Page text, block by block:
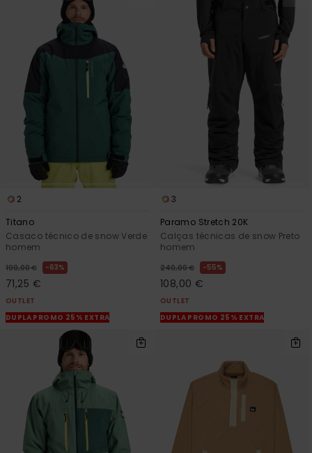
2
Titano
Casaco técnico de snow Verde
homem
190,00 € 63%
71,25 €
OUTLET
DUPLA PROMO 25% EXTRA
3
Paramo Stretch 20K
Calças técnicas de snow Preto
homem
240,00 € 55%
108,00 €
OUTLET
DUPLA PROMO 25% EXTRA